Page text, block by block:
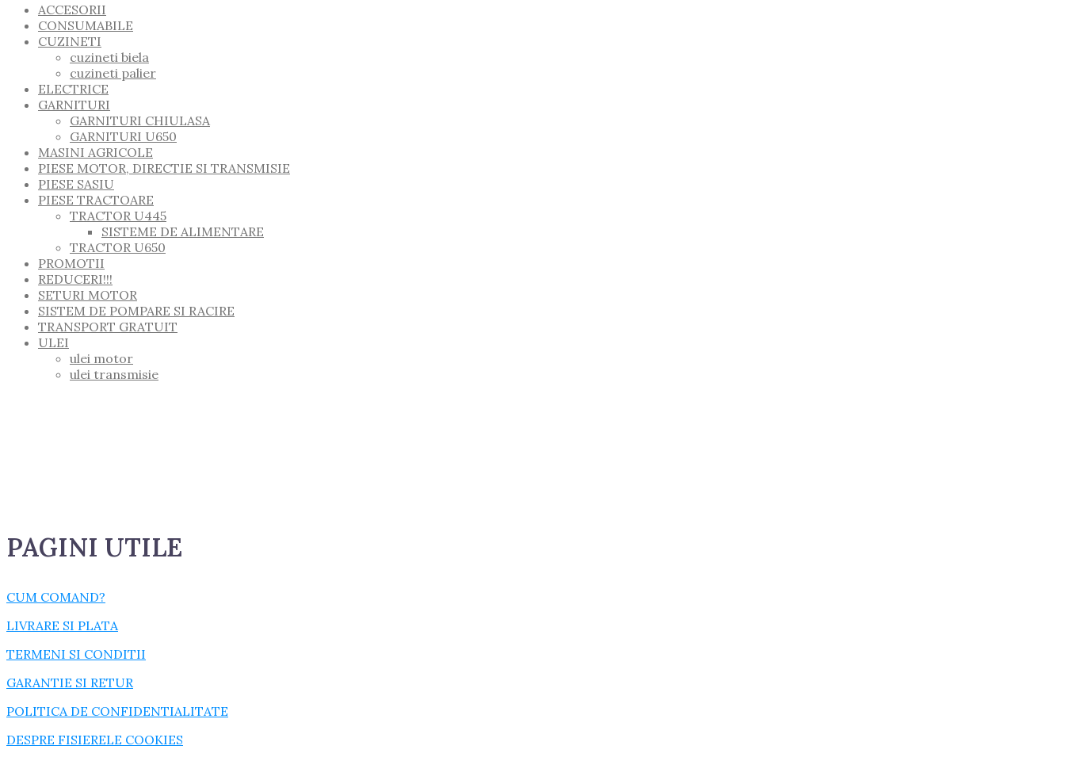
ACCESORII
CONSUMABILE
CUZINETI
cuzineti biela
cuzineti palier
ELECTRICE
GARNITURI
GARNITURI CHIULASA
GARNITURI U650
MASINI AGRICOLE
PIESE MOTOR, DIRECTIE SI TRANSMISIE
PIESE SASIU
PIESE TRACTOARE
TRACTOR U445
SISTEME DE ALIMENTARE
TRACTOR U650
PROMOTII
REDUCERI!!!
SETURI MOTOR
SISTEM DE POMPARE SI RACIRE
TRANSPORT GRATUIT
ULEI
ulei motor
ulei transmisie
PAGINI UTILE
CUM COMAND?
LIVRARE SI PLATA
TERMENI SI CONDITII
GARANTIE SI RETUR
POLITICA DE CONFIDENTIALITATE
DESPRE FISIERELE COOKIES